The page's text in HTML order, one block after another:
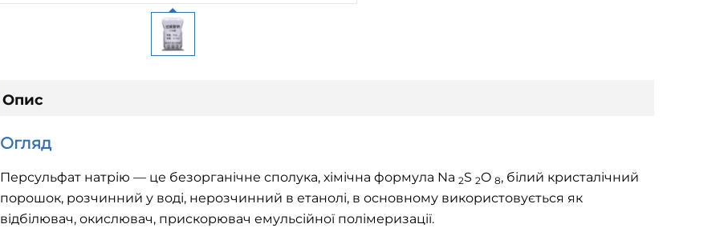
Опис
Огляд
Персульфат натрію — це безорганічне сполука, хімічна формула Na 2S 2O 8, білий кристалічний
порошок, розчинний у воді, нерозчинний в етанолі, в основному використовується як
відбілювач, окислювач, прискорювач емульсійної полімеризації.